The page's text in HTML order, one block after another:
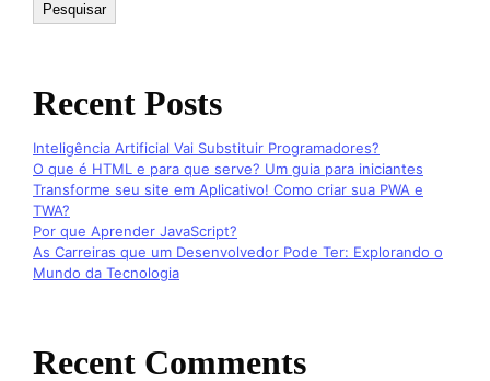
Pesquisar
Recent Posts
Inteligência Artificial Vai Substituir Programadores?
O que é HTML e para que serve? Um guia para iniciantes
Transforme seu site em Aplicativo! Como criar sua PWA e
TWA?
Por que Aprender JavaScript?
As Carreiras que um Desenvolvedor Pode Ter: Explorando o
Mundo da Tecnologia
Recent Comments